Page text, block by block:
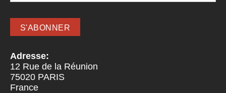
Adresse:
12 Rue de la Réunion
75020 PARIS
France